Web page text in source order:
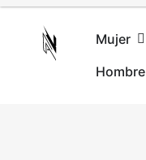
Mujer
Hombre